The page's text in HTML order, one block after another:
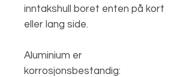
inntakshull boret enten på kort
eller lang side.
Aluminium er
korrosjonsbestandig: